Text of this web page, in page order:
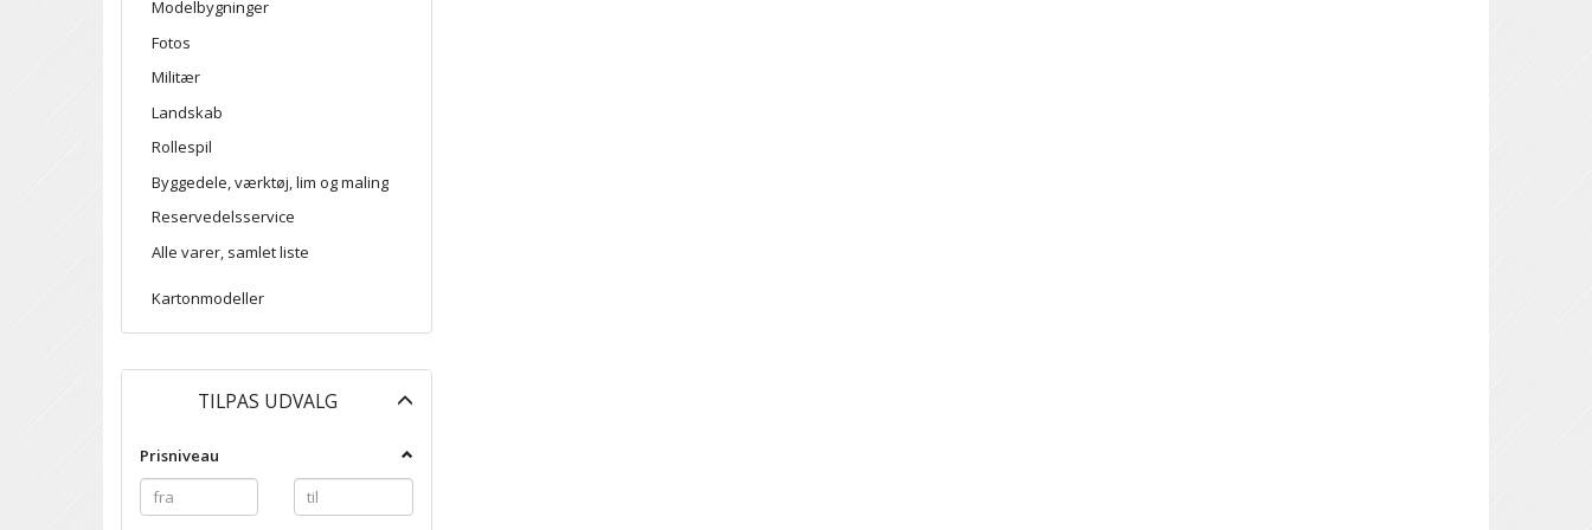
Modelbygninger
Fotos
Militær
Landskab
Rollespil
Byggedele, værktøj, lim og maling
Reservedelsservice
Alle varer, samlet liste
Kartonmodeller
TILPAS UDVALG
Prisniveau